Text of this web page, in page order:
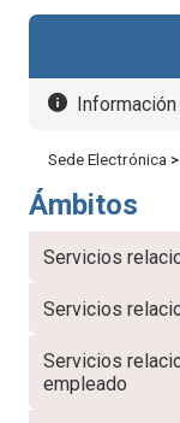
Sede Electrónica >
Ámbitos
Servicios
Servicios
Servicios
empleado